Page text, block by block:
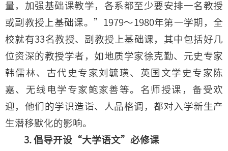
量，加强基础课教学，各系都至少要安排一名教授
或副教授上基础课。”1979～1980年第一学期，全
校就有33名教授、副教授上基础课，其中包括好几
位资深的教授学者，如地质学家徐克勤、元史专家
韩儒林、古代史专家刘毓璜、英国文学史专家陈
嘉、无线电学专家鲍家善等。名师授课，备受欢
迎，他们的学识造诣、人品格调，都对入学新生产
生潜移默化的影响。
3. 倡导开设“大学语文”必修课